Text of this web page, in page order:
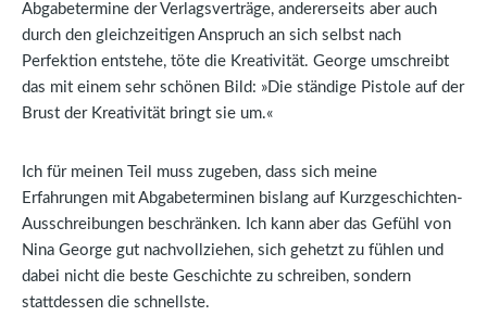
Abgabetermine der Verlagsverträge, andererseits aber auch
durch den gleichzeitigen Anspruch an sich selbst nach
Perfektion entstehe, töte die Kreativität. George umschreibt
das mit einem sehr schönen Bild: »Die ständige Pistole auf der
Brust der Kreativität bringt sie um.«
Ich für meinen Teil muss zugeben, dass sich meine
Erfahrungen mit Abgabeterminen bislang auf Kurzgeschichten-
Ausschreibungen beschränken. Ich kann aber das Gefühl von
Nina George gut nachvollziehen, sich gehetzt zu fühlen und
dabei nicht die beste Geschichte zu schreiben, sondern
stattdessen die schnellste.